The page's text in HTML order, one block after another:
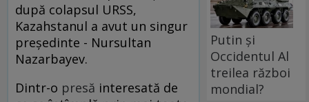
după colapsul URSS,
Kazahstanul a avut un singur
preşedinte - Nursultan
Nazarbayev.
Dintr-o presă interesată de
Putin și
Occidentul Al
treilea război
mondial?